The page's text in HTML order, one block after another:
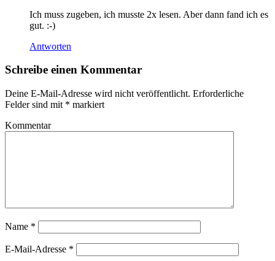
Ich muss zugeben, ich musste 2x lesen. Aber dann fand ich es
gut. :-)
Antworten
Schreibe einen Kommentar
Deine E-Mail-Adresse wird nicht veröffentlicht. Erforderliche
Felder sind mit * markiert
Kommentar
Name *
E-Mail-Adresse *